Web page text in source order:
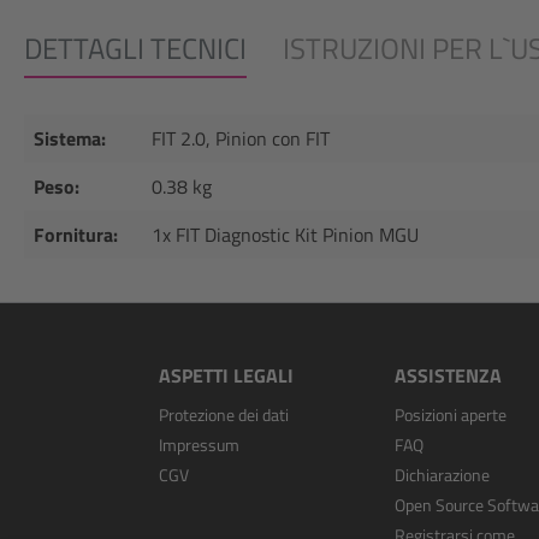
DETTAGLI TECNICI ISTRUZIONI PER
Sistema:
FIT 2.0, Pinion con FIT
Peso:
0.38 kg
Fornitura:
1x FIT Diagnostic Kit Pinion MGU
ASPETTI LEGALI
Protezione dei dati
Impressum
CGV
ASSISTENZA
Posizioni aperte
FAQ
Dichiarazione
Open Source